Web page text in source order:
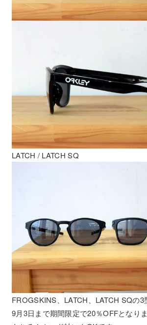
LATCH / LATCH SQ
FROGSKINS、LATCH、LATCH SQの3
9月3日まで期間限定で20％OFFとなりま